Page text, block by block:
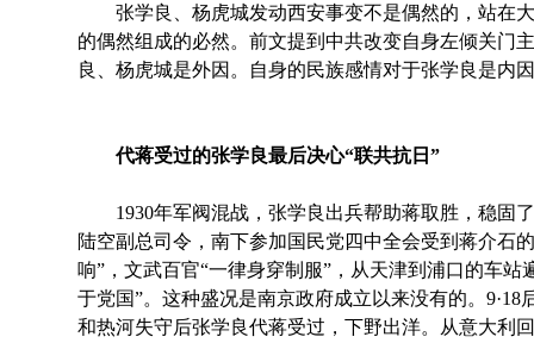
张学良、杨虎城发动西安事变不是偶然的，站在大
的偶然组成的必然。前文提到中共改变自身左倾关门
良、杨虎城是外因。自身的民族感情对于张学良是内
代蒋受过的张学良最后决心“联共抗日”
1930年军阀混战，张学良出兵帮助蒋取胜，稳固
陆空副总司令，南下参加国民党四中全会受到蒋介石
响”，文武百官“一律身穿制服”，从天津到浦口的车
于党国”。这种盛况是南京政府成立以来没有的。9·18
和热河失守后张学良代蒋受过，下野出洋。从意大利